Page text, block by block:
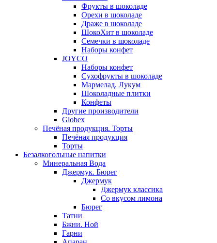
Фрукты в шоколаде
Орехи в шоколаде
Драже в шоколаде
ШокоХит в шоколаде
Семечки в шоколаде
Наборы конфет
JOYCO
Наборы конфет
Сухофрукты в шоколаде
Мармелад. Лукум
Шоколадные плитки
Конфеты
Другие производители
Globex
Печёная продукция. Торты
Печёная продукция
Торты
Безалкогольные напитки
Минеральная Вода
Джермук. Бюрег
Джермук
Джермук классика
Со вкусом лимона
Бюрег
Татни
Бжни. Ной
Гарни